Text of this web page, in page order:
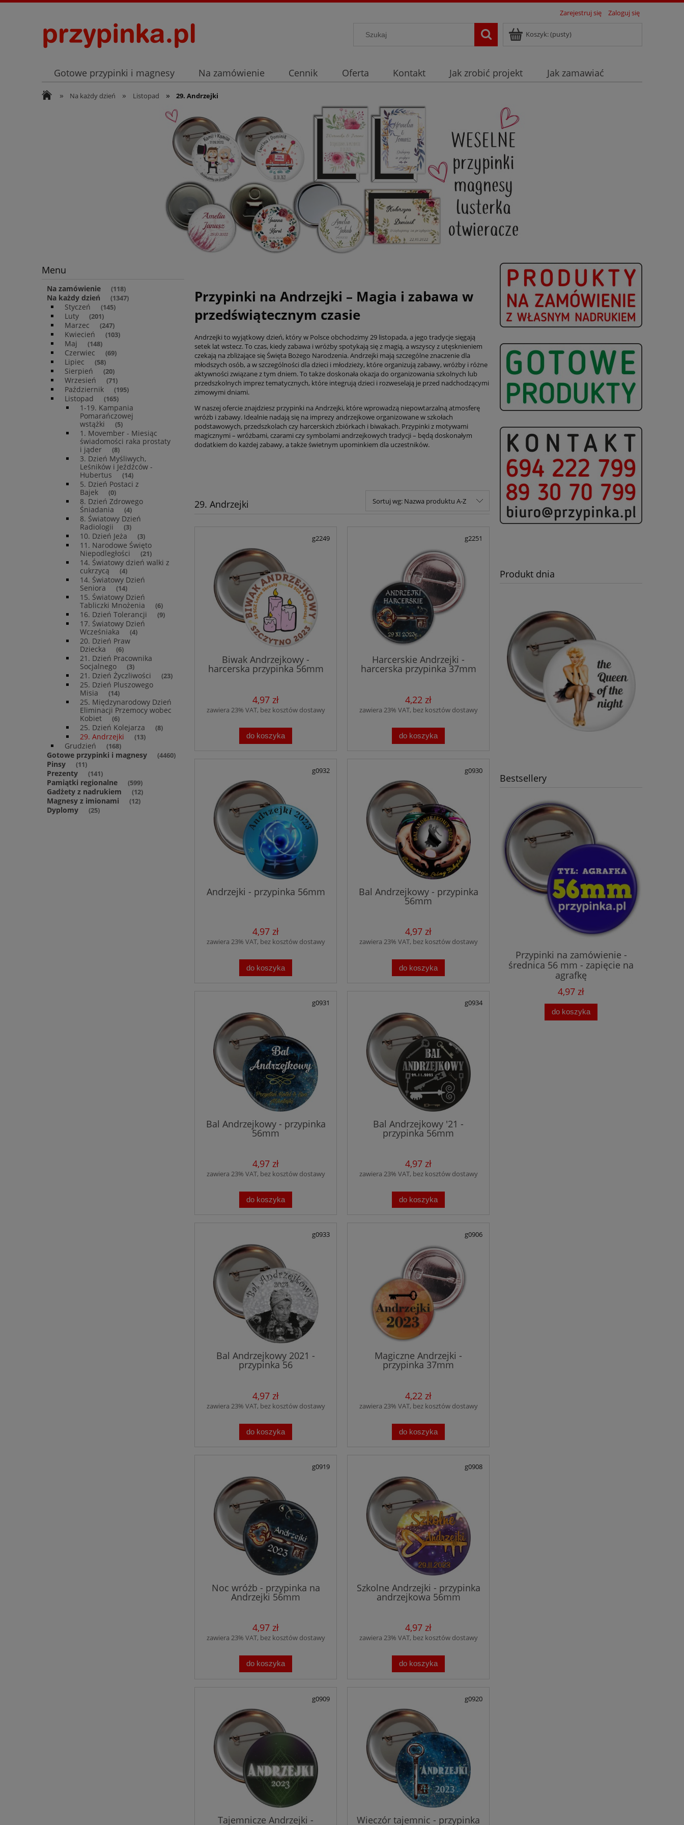
Zarejestruj się Zaloguj się
Koszyk:(pusty)
Gotowe przypinki i magnesy Na zamówienie Cennik Oferta Kontakt Jak zrobić projekt
Jak zamawiać
Archiwum
Listopad
» Na każdy dzień » Listopad » 29. Andrzejki
Menu
Na zamówienie (118)
Na każdy dzień (1347)
Styczeń (145)
Luty (201)
Marzec (247)
Kwiecień (103)
Maj (148)
Czerwiec (69)
Lipiec (58)
Sierpień (20)
Wrzesień (71)
Październik (195)
Listopad (165)
1-19. Kampania
Pomarańczowej
wstążki
(5)
1. Movember - Miesiąc
świadomości raka prostaty
i jąder
(8)
3. Dzień Myśliwych,
Leśników i Jeźdźców -
Hubertus
(14)
5. Dzień Postaci z
Bajek
(0)
8. Dzień Zdrowego
Śniadania
(4)
8. Światowy Dzień
Radiologii
(3)
10. Dzień Jeża (3)
11. Narodowe Święto
Niepodległości
(21)
14. Światowy dzień walki z
cukrzycą
(4)
14. Światowy Dzień
Seniora
(14)
15. Światowy Dzień
Tabliczki Mnożenia
(6)
16. Dzień Tolerancji (9)
17. Światowy Dzień
Wcześniaka
(4)
20. Dzień Praw
Dziecka
(6)
21. Dzień Pracownika
Socjalnego
(3)
21. Dzień Życzliwości (23)
25. Dzień Pluszowego
Misia
(14)
25. Międzynarodowy Dzień
Eliminacji Przemocy wobec
Kobiet
(6)
25. Dzień Kolejarza (8)
29. Andrzejki (13)
Grudzień (168)
Gotowe przypinki i magnesy (4460)
Pinsy (11)
Prezenty (141)
Pamiątki regionalne (599)
Gadżety z nadrukiem (12)
Magnesy z imionami (12)
Dyplomy (25)
Przypinki na Andrzejki – Magia i zabawa w
przedświątecznym czasie
Andrzejki to wyjątkowy dzień, który w Polsce obchodzimy 29 listopada, a jego tradycje sięgają
setek lat wstecz. To czas, kiedy zabawa i wróżby spotykają się z magią, a wszyscy z utęsknieniem
czekają na zbliżające się Święta Bożego Narodzenia. Andrzejki mają szczególne znaczenie dla
młodszych osób, a w szczególności dla dzieci i młodzieży, które organizują zabawy, wróżby i różne
aktywności związane z tym dniem. To także doskonała okazja do organizowania szkolnych lub
przedszkolnych imprez tematycznych, które integrują dzieci i rozweselają je przed nadchodzącymi
zimowymi dniami.
W naszej ofercie znajdziesz przypinki na Andrzejki, które wprowadzą niepowtarzalną atmosferę
wróżb i zabawy. Idealnie nadają się na imprezy andrzejkowe organizowane w szkołach
podstawowych, przedszkolach czy harcerskich zbiórkach i biwakach. Przypinki z motywami
magicznymi – wróżbami, czarami czy symbolami andrzejkowych tradycji – będą doskonałym
dodatkiem do każdej zabawy, a także świetnym upominkiem dla uczestników.
29. Andrzejki Sortuj wg: Nazwa produktu A-Z
g2249
Biwak Andrzejkowy -
harcerska przypinka 56mm
4,97 zł
zawiera 23% VAT, bez kosztów dostawy
do koszyka
g2251
Harcerskie Andrzejki -
harcerska przypinka 37mm
4,22 zł
zawiera 23% VAT, bez kosztów dostawy
do koszyka
g0932
Andrzejki - przypinka 56mm
4,97 zł
zawiera 23% VAT, bez kosztów dostawy
do koszyka
g0930
Bal Andrzejkowy - przypinka
56mm
4,97 zł
zawiera 23% VAT, bez kosztów dostawy
do koszyka
g0931
Bal Andrzejkowy - przypinka
56mm
4,97 zł
zawiera 23% VAT, bez kosztów dostawy
do koszyka
g0934
Bal Andrzejkowy '21 -
przypinka 56mm
4,97 zł
zawiera 23% VAT, bez kosztów dostawy
do koszyka
g0933
Bal Andrzejkowy 2021 -
przypinka 56
4,97 zł
zawiera 23% VAT, bez kosztów dostawy
do koszyka
g0906
Magiczne Andrzejki -
przypinka 37mm
4,22 zł
zawiera 23% VAT, bez kosztów dostawy
do koszyka
g0919
Noc wróżb - przypinka na
Andrzejki 56mm
4,97 zł
zawiera 23% VAT, bez kosztów dostawy
do koszyka
g0908
Szkolne Andrzejki - przypinka
andrzejkowa 56mm
4,97 zł
zawiera 23% VAT, bez kosztów dostawy
do koszyka
g0909
Tajemnicze Andrzejki -
g0920
Wieczór tajemnic - przypinka
Produkt dnia
Bestsellery
średnica 45 mm - zapięcie na
agrafkę
do koszyka
Przypinki na zamówienie -
średnica 56 mm - zapięcie na
agrafkę
4,97 zł
do koszyka